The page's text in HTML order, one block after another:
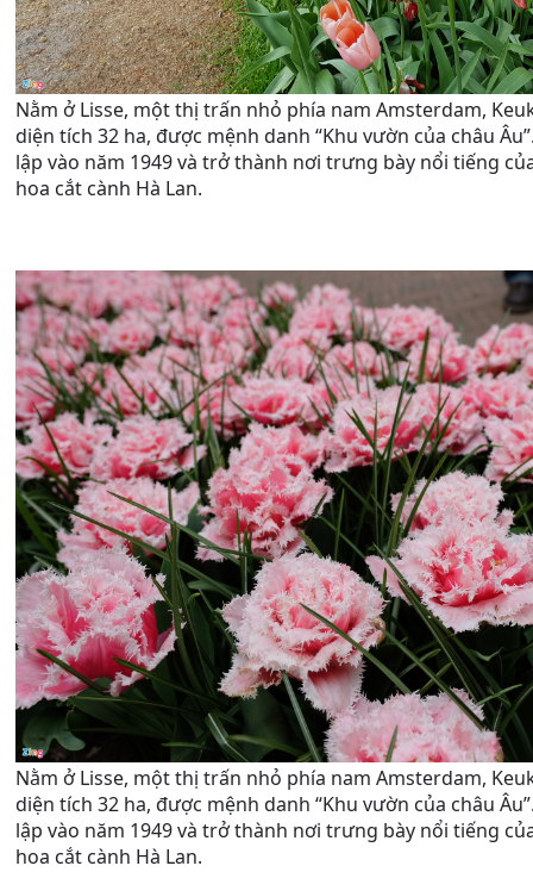
Nằm ở Lisse, một thị trấn nhỏ phía nam Amsterdam,
diện tích 32 ha, được mệnh danh “Khu vườn của châu
lập vào năm 1949 và trở thành nơi trưng bày nổi tiếng
hoa cắt cành Hà Lan.
Nằm ở Lisse, một thị trấn nhỏ phía nam Amsterdam,
diện tích 32 ha, được mệnh danh “Khu vườn của châu
lập vào năm 1949 và trở thành nơi trưng bày nổi tiếng
hoa cắt cành Hà Lan.